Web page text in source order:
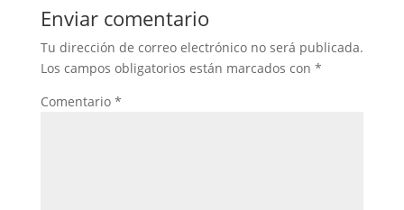
Enviar comentario
Tu dirección de correo electrónico no será publicada.
Los campos obligatorios están marcados con *
Comentario *